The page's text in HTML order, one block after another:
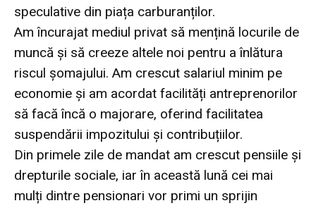
speculative din piața carburanților.
Am încurajat mediul privat să mențină locurile de
muncă și să creeze altele noi pentru a înlătura
riscul șomajului. Am crescut salariul minim pe
economie și am acordat facilități antreprenorilor
să facă încă o majorare, oferind facilitatea
suspendării impozitului și contribuțiilor.
Din primele zile de mandat am crescut pensiile și
drepturile sociale, iar în această lună cei mai
mulți dintre pensionari vor primi un sprijin